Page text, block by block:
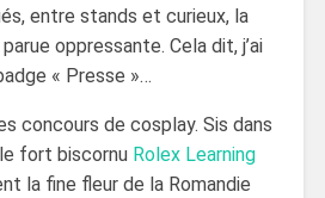
entre stands et curieux, la
oppressante. Cela dit, j’ai
« Presse »…
concours de cosplay. Sis dans
fort biscornu Rolex Learning
la fine fleur de la Romandie